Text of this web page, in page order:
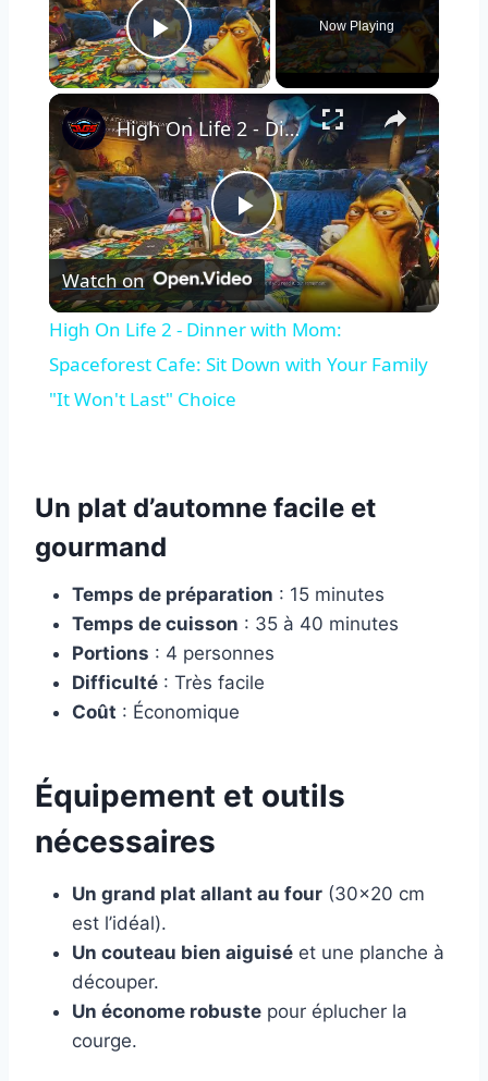
Play Video
Now Playing
×
Play
Video
High On Life 2 - Dinner with Mom: Spaceforest Cafe: Sit Down with Your Family "It Won't Last" Choice
Watch on
High On Life 2 - Dinner with Mom:
Spaceforest Cafe: Sit Down with Your Family
"It Won't Last" Choice
Un plat d’automne facile et
gourmand
Temps de préparation : 15 minutes
Temps de cuisson : 35 à 40 minutes
Portions : 4 personnes
Difficulté : Très facile
Coût : Économique
Équipement et outils
nécessaires
Un grand plat allant au four (30×20 cm
est l’idéal).
Un couteau bien aiguisé et une planche à
découper.
Un économe robuste pour éplucher la
courge.